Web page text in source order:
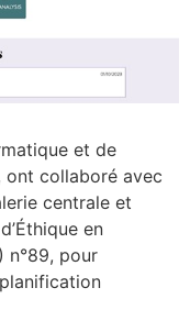
et de
ont collaboré avec
centrale et
en
n°89, pour